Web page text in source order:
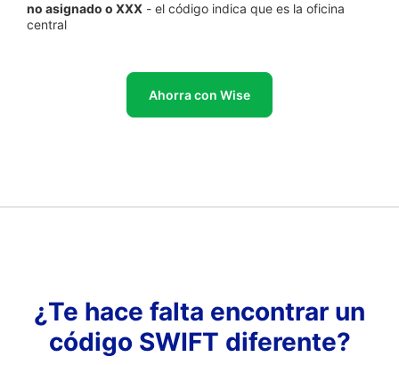
no asignado o XXX - el código indica que es la oficina
central
Ahorra con Wise
¿Te hace falta encontrar un
código SWIFT diferente?